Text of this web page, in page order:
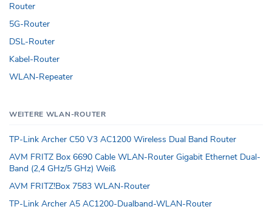
Router
5G-Router
DSL-Router
Kabel-Router
WLAN-Repeater
WEITERE WLAN-ROUTER
TP-Link Archer C50 V3 AC1200 Wireless Dual Band Router
AVM FRITZ Box 6690 Cable WLAN-Router Gigabit Ethernet Dual-
Band (2,4 GHz/5 GHz) Weiß
AVM FRITZ!Box 7583 WLAN-Router
TP-Link Archer A5 AC1200-Dualband-WLAN-Router